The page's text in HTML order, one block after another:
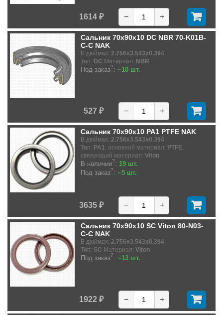
1614 ₽ − +
Сальник 70x90x10 DC NBR 70-K01B-
C-C NAK
В дюймах: 2.756x3.543x0.394
Тип: DC Материал: NBR
Под заказ?: ~10 шт.
527 ₽ − +
Сальник 70x90x10 PA1 PTFE NAK
В дюймах: 2.756x3.543x0.394
Тип: PA1, основной материал: PTFE,
связующий материал: Viton
В наличии?: 19 шт.
Под заказ?: ~5 шт.
3635 ₽ − +
Сальник 70x90x10 SC Viton 80-N03-
C-C NAK
В дюймах: 2.756x3.543x0.394
Тип: SC Материал: Viton
Под заказ?: ~13 шт.
1922 ₽ − +